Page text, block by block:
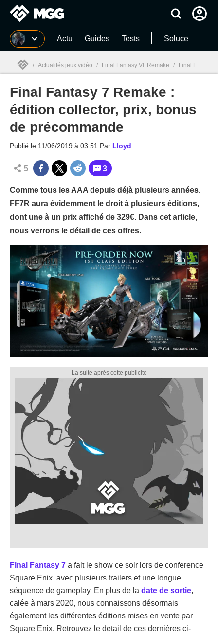
MGG Actu Guides Tests Soluce
MGG
/ Actualités jeux vidéo / Final Fantasy VII Remake / Final Fantasy 7 Remake : édition collector, prix, bonus de précommande
Final Fantasy 7 Remake :
édition collector, prix, bonus
de précommande
Publié le 11/06/2019 à 03:51 Par Lloyd
5 3
Comme tous les AAA depuis déjà plusieurs années,
FF7R aura évidemment le droit à plusieurs éditions,
dont une à un prix affiché de 329€. Dans cet article,
nous verrons le détail de ces offres.
Final Fantasy 7 a fait le show ce soir lors de conférence
Square Enix, avec plusieurs trailers et une longue
séquence de gameplay. En plus de la date de sortie,
calée à mars 2020, nous connaissons désormais
également les différentes éditions mises en vente par
Square Enix. Retrouvez le détail de ces dernières ci-